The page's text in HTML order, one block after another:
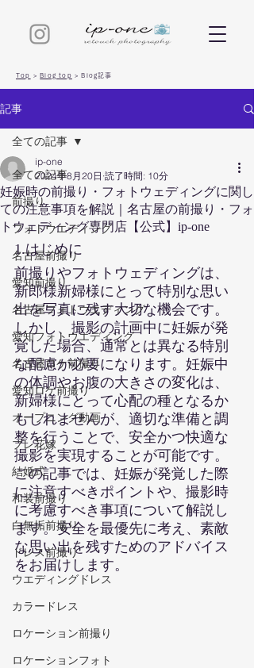
Top > Blog top > Blog記事
記事
全ての記事
前撮り
フォトウエディング
名古屋前撮り
愛知前撮り
名古屋フォトウエディング
愛知フォトウエディング
名古屋ロケ前撮り
愛知ロケ前撮り
オープニング動画
プレ花嫁
結婚式
和装前撮り
白無垢前撮り
ドレス前撮り
ウエディングドレス
カラードレス
ロケーション前撮り
ロケーションフォト
全ての記事
妊娠時の前撮り・フォトウェディングに関し
ての注意事項を解説｜名古屋の前撮り・フォ
トウェディング専門店【公式】ip-one
ip-one
2024年8月20日 読了時間: 10分
1.はじめに
前撮りやフォトウェディングは、
新郎様新婦様にとって特別な思い
出を写真に残す大切な機会です。
しかし、撮影の計画中に妊娠が発
覚した場合、通常とは異なる特別
な配慮が必要になります。妊娠中
の体調やお腹の大きさの変化は、
新婦様にとって心配の種となるか
もしれませんが、適切な準備と調
整を行うことで、安全かつ快適な
撮影を実現することが可能です。
この記事では、妊娠が発覚した際
に注意すべきポイントや、撮影時
に考慮すべき事項について解説し
ます。安全を最優先に考え、素敵
な思い出を残すためのアドバイス
をお届けします。